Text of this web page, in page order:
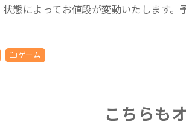
態によってお値段が変動いたします。
ゲーム
こちらも